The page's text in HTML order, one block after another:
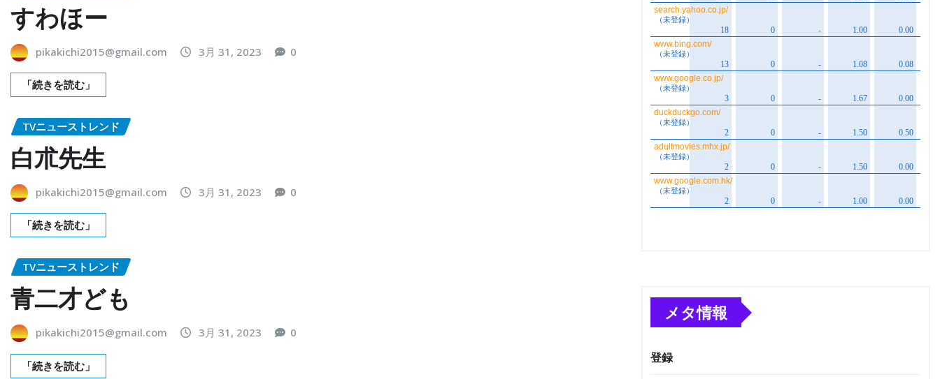
すわほー
pikakichi2015@gmail.com 3月 31, 2023 0
「続きを読む」
TVニューストレンド
白朮先生
pikakichi2015@gmail.com 3月 31, 2023 0
「続きを読む」
TVニューストレンド
青二才ども
pikakichi2015@gmail.com 3月 31, 2023 0
「続きを読む」
メタ情報
登録